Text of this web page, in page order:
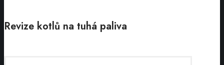
Revize kotlů na tuhá paliva